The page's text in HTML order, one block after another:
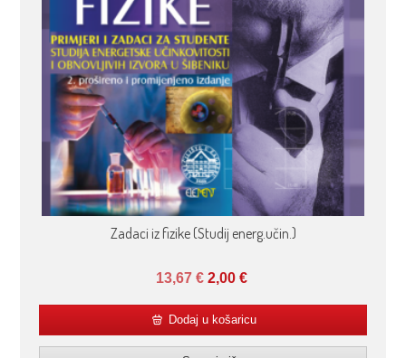
Zadaci iz fizike (Studij energ.učin.)
13,67€ 2,00 €
Dodaj u košaricu